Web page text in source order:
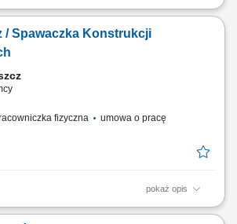
metodą MAG oraz sczepianie dużych i małych
konstrukcji, kontrola jakości wykonanych
podstawowej dokumentacji produkcyjnej.
/ Spawaczka Konstrukcji
fizyczna
umowa o pracę
pokaż opis
konstrukcji stalowych oraz elementów